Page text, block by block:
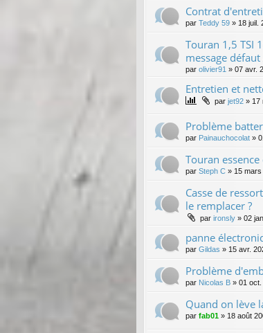
Contrat
par Teddy 59 » 18 juil.
Touran 1,5 TSI
message
par olivier91 » 07 avr.
Entretien et
par jet92 » 17
Problème
par Painauchocolat »
Touran
par Steph C » 15
Casse de
le remplacer ?
par ironsly » 02
panne
par Gildas » 15 avr.
Problème
par Nicolas B » 01 oct.
Quand on lève
par fab01 » 18 août